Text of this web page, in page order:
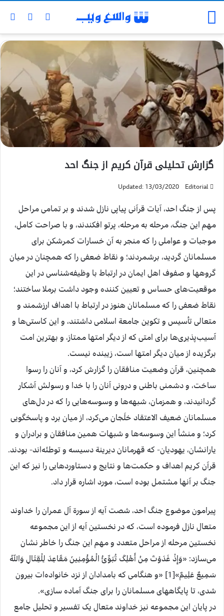
گزارش تحلیلی قرآن کریم از جنگ احد
Editorial
Updated: 13/03/2020
پس از جنگ احد، آیات قرآنی پیاپی نازل شدند و بر تمامی مراحل
مهم این جنگ، مرحله به مرحله، پرتو افکندند، و با صراحت کامل،
موجبات و عواملی را که منجر به آن خسارات کمرشکن برای
مسلمانان گردید، برشمردند؛ و نقاط ضعفی را که همچنان در میان
گروهها و صفوف اهل ایمان در ارتباط با وظیفه‌شناسی در این
موقعیت‌های حساس و تعیین کننده وجود داشت برملا ساختند؛
نقاط ضعفی را که مسلمانان هنوز در ارتباط با اهداف ارزشمند و
متعالی تأسیس و تکوین جامعة اسلامی داشتند، و این کاستی‌ها و
آسیب‌پذیری‌ها برای امتی که از دیگر امتها ممتاز، و بهترین امت
برگزیده از میان دیگر امتها است، زیبنده نیست.
همچنین، قرآن وضعیت منافقان را گزارش کرد، و آنان را رسوا
ساخت، و دشمنی باطنی و درونی آنان را با خدا و رسولش آشکار
گردانیدند، و همزمان، شبهه‌ها و وسوسه‌هایی را که در دل‌های
مسلمانان ضعیف الاعتقاد خلَجان می‌کرد، از میان برد و پاسخگویی
کرد؛ و منشأ این وسوسه‌ها و شبهات همین منافقان و برادران و
یارانشان، یهودیان- که قهرمانان دیرینة دسیسه و توطئه‌اند- بودند.
قرآن کریم اهداف و حکمت‌ها و نتایج و دستاوردهایی را نیز که این
جنگ بر آنها مشتمل بوده است، مورد اشاره قرار داد.
پیرامون موضوع جنگ احد، شصت آیه از سورة آل عمران را خداوند
متعال نازل فرموده است، که در نخستین آیه از این مجموعه
نخستین مرحله از مراحل متعدد و مهم این جنگ را خاطر نشان
می‌سازد: «وَإِذْ غَدَوْتَ مِنْ أَهْلِکَ تُبَوِّئُ الْمُؤْمِنِینَ مَقَاعِدَ لِلْقِتَالِ وَاللّهُ
سَمِیعٌ عَلِیمٌ»[1] «و هنگامی که بامدادان از نزد خانواده‌ات بیرون
شدی، تا پایگاههای مسلمانان را برای جنگ آماده سازی».
در پایان این مجموعه نیز خداوند متعال یک تفسیر و تحلیل جامع